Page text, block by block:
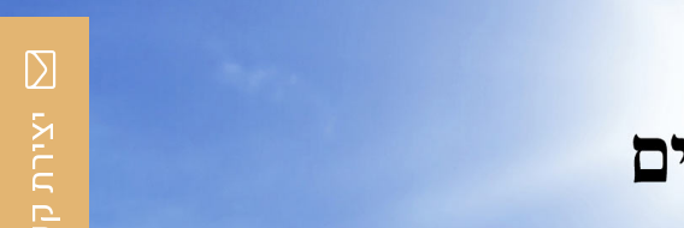
יצירת קשר